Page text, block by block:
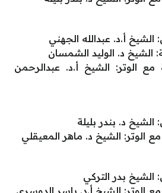
الشيخ أ.د. عبدالله الجهني
الشيخ د. الوليد الشمسان
مع الوتر: الشيخ أ.د. عبدالرحمن
الشيخ د. بندر بليلة
مع الوتر: الشيخ د. ماهر المعيقلي
الشيخ بدر التركي
مع الوتر: الشيخ أ.د. ياسر الدوسري